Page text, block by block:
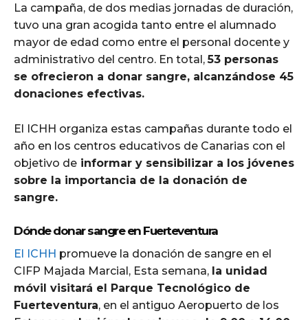
La campaña, de dos medias jornadas de duración,
tuvo una gran acogida tanto entre el alumnado
mayor de edad como entre el personal docente y
administrativo del centro. En total,53 personas
se ofrecieron a donar sangre, alcanzándose 45
donaciones efectivas.
El ICHH organiza estas campañas durante todo el
año en los centros educativos de Canarias con el
objetivo de informar y sensibilizar a los jóvenes
sobre la importancia de la donación de
sangre.
Dónde donar sangre en Fuerteventura
El ICHH promueve la donación de sangre en el
CIFP Majada Marcial, Esta semana, la unidad
móvil visitará el Parque Tecnológico de
Fuerteventura, en el antiguo Aeropuerto de los